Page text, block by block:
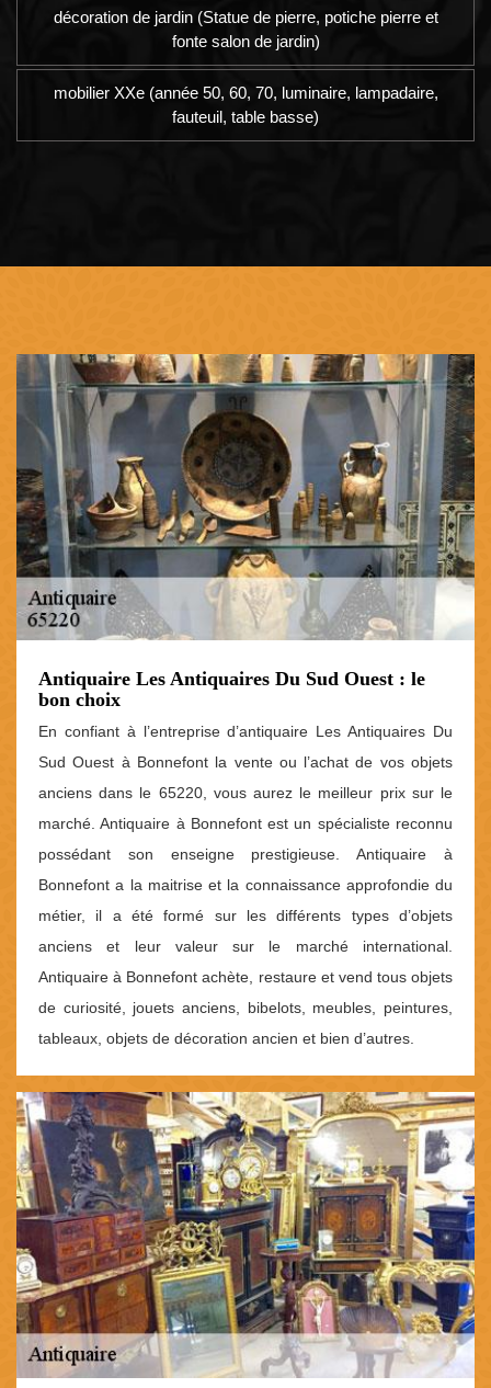
décoration de jardin (Statue de pierre, potiche pierre et
fonte salon de jardin)
mobilier XXe (année 50, 60, 70, luminaire, lampadaire,
fauteuil, table basse)
Antiquaire Les Antiquaires Du Sud Ouest : le
bon choix
En confiant à l’entreprise d’antiquaire Les Antiquaires Du
Sud Ouest à Bonnefont la vente ou l’achat de vos objets
anciens dans le 65220, vous aurez le meilleur prix sur le
marché. Antiquaire à Bonnefont est un spécialiste reconnu
possédant son enseigne prestigieuse. Antiquaire à
Bonnefont a la maitrise et la connaissance approfondie du
métier, il a été formé sur les différents types d’objets
anciens et leur valeur sur le marché international.
Antiquaire à Bonnefont achète, restaure et vend tous objets
de curiosité, jouets anciens, bibelots, meubles, peintures,
tableaux, objets de décoration ancien et bien d’autres.